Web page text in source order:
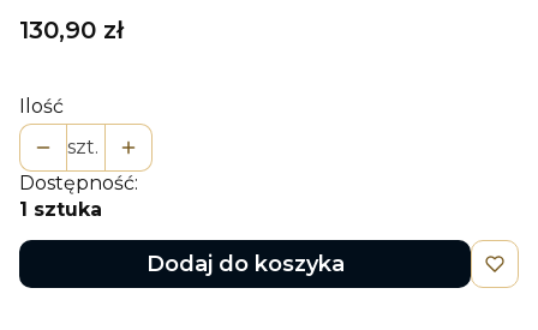
Cena
130,90 zł
Ilość
szt.
Dostępność:
1 sztuka
Dodaj do koszyka